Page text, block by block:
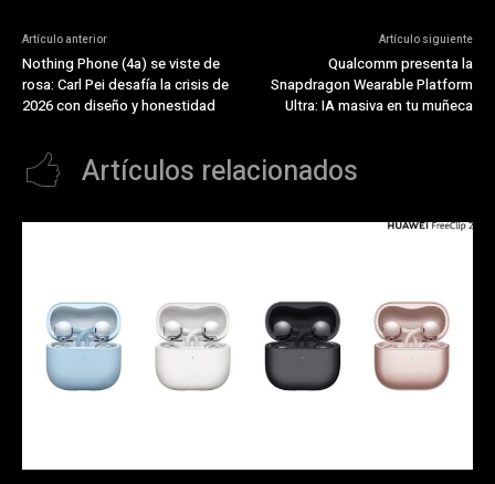
Artículo anterior
Nothing Phone (4a) se viste de
rosa: Carl Pei desafía la crisis de
2026 con diseño y honestidad
Artículo siguiente
Qualcomm presenta la
Snapdragon Wearable Platform
Ultra: IA masiva en tu muñeca
Artículos relacionados